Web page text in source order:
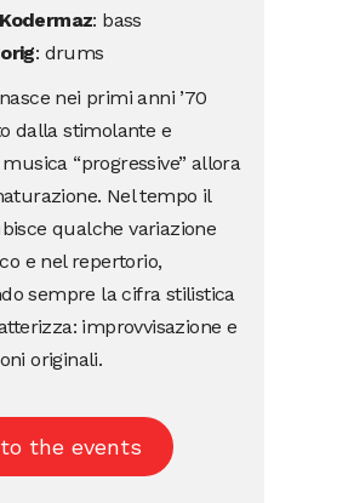
: bass
: drums
nei primi anni ’70
dalla stimolante e
“progressive” allora
Nel tempo il
qualche variazione
e nel repertorio,
sempre la cifra stilistica
improvvisazione e
originali.
the events